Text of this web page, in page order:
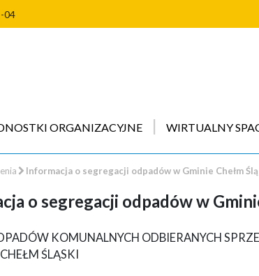
04
ORGANIZACYJNE WIRTUALNY
Informacja o segregacji odpadów w Gminie Chełm
o segregacji odpadów w
KOMUNALNYCH ODBIERANYCH
ŚLĄSKI